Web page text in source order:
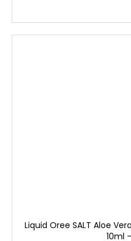
Liquid Oree SALT Aloe
10ml